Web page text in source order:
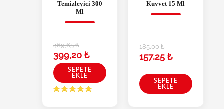
Temizleyici 300
Ml
469,65₺
399,20 ₺
SEPETE
EKLE
Kuvvet 15 Ml
185,00₺
157,25 ₺
SEPETE
EKLE